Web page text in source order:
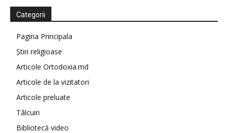
Categorii
Pagina Principala
Știri religioase
Articole Ortodoxia.md
Articole de la vizitatori
Articole preluate
Tâlcuiri
Bibliotecă video